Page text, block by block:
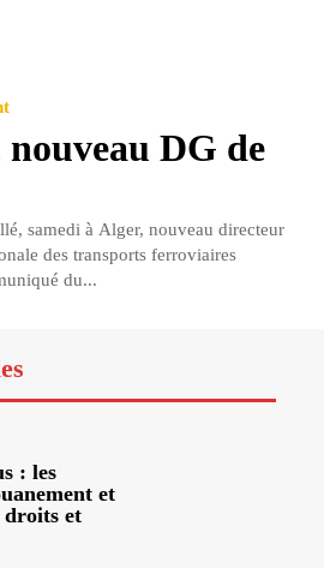
DG de
samedi à Alger, nouveau directeur
des transports ferroviaires
du...
: les
et
droits et